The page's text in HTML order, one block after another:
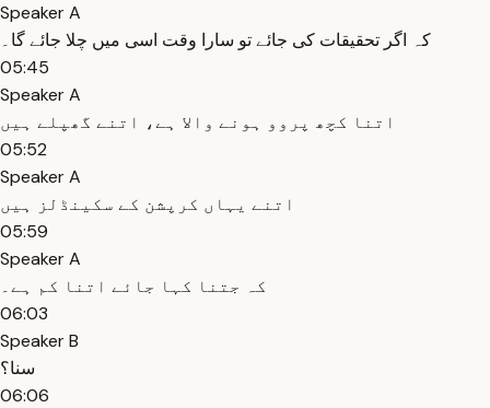
Speaker A
کہ اگر تحقیقات کی جائے تو سارا وقت اسی میں چلا جائے گا۔
05:45
Speaker A
اتنا کچھ پروو ہونے والا ہے، اتنے گھپلے ہیں
05:52
Speaker A
اتنے یہاں کرپشن کے سکینڈلز ہیں
05:59
Speaker A
کہ جتنا کہا جائے اتنا کم ہے۔
06:03
Speaker B
سنا؟
06:06